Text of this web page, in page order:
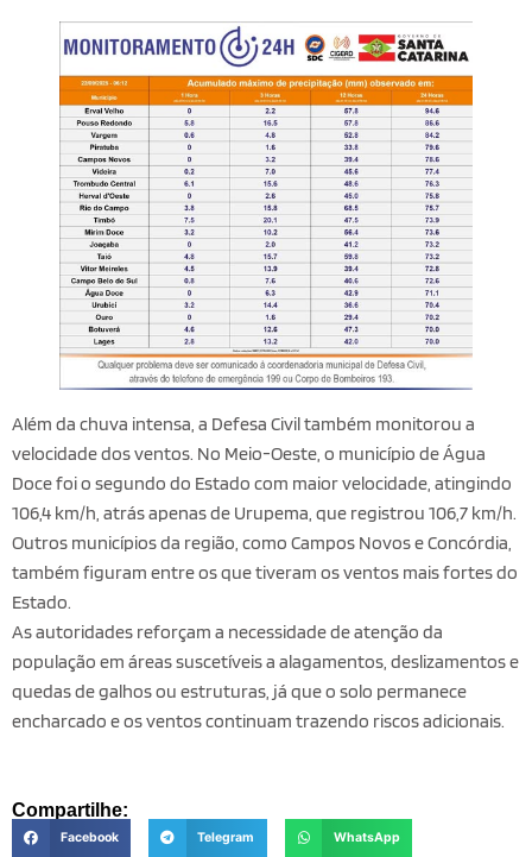
Além da chuva intensa, a Defesa Civil também monitorou a
velocidade dos ventos. No Meio-Oeste, o município de Água
Doce foi o segundo do Estado com maior velocidade, atingindo
106,4 km/h, atrás apenas de Urupema, que registrou 106,7 km/h.
Outros municípios da região, como Campos Novos e Concórdia,
também figuram entre os que tiveram os ventos mais fortes do
Estado.
As autoridades reforçam a necessidade de atenção da
população em áreas suscetíveis a alagamentos, deslizamentos e
quedas de galhos ou estruturas, já que o solo permanece
encharcado e os ventos continuam trazendo riscos adicionais.
Compartilhe:
Facebook Telegram WhatsApp